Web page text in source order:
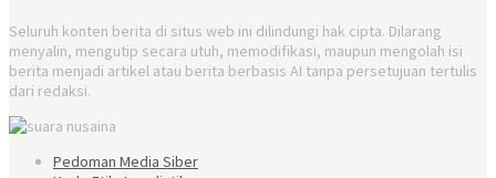
Seluruh konten berita di situs web ini dilindungi hak cipta. Dilarang
menyalin, mengutip secara utuh, memodifikasi, maupun mengolah isi
berita menjadi artikel atau berita berbasis AI tanpa persetujuan tertulis
dari redaksi.
Pedoman Media Siber